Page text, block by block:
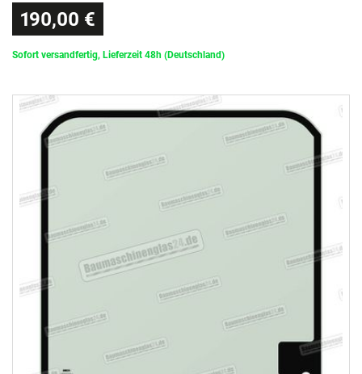
190,00 €
Sofort versandfertig, Lieferzeit 48h (Deutschland)